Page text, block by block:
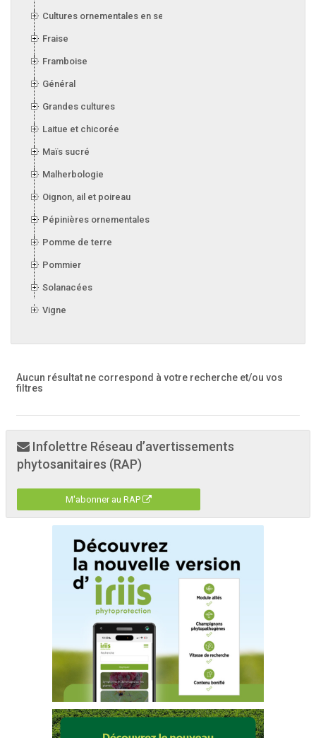
Cultures ornementales en serre
Fraise
Framboise
Général
Grandes cultures
Laitue et chicorée
Maïs sucré
Malherbologie
Oignon, ail et poireau
Pépinières ornementales
Pomme de terre
Pommier
Solanacées
Vigne
Aucun résultat ne correspond à votre recherche et/ou vos
filtres
Infolettre Réseau d’avertissements
phytosanitaires (RAP)
M'abonner au RAP